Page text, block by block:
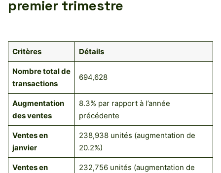
premier trimestre
Critères Détails
Nombre total de
transactions
694,628
Augmentation
des ventes
8.3% par rapport à l’année
précédente
Ventes en
janvier
238,938 unités (augmentation de
20.2%)
Ventes en
232,756 unités (augmentation de